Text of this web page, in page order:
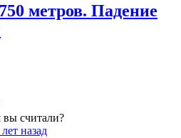
метров. Падение
вы считали?
назад